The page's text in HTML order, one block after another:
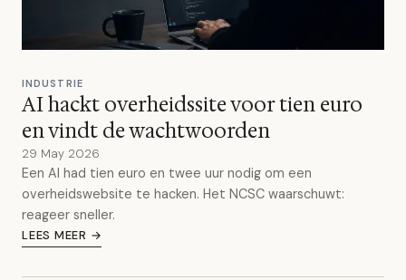
INDUSTRIE
AI hackt overheidssite voor tien euro
en vindt de wachtwoorden
29 May 2026
Een AI had tien euro en twee uur nodig om een
overheidswebsite te hacken. Het NCSC waarschuwt:
reageer sneller.
LEES MEER →